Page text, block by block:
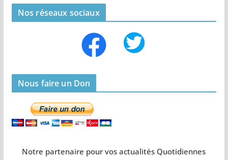
Nos réseaux sociaux
Nous faire un Don
Notre partenaire pour vos actualités Quotidiennes